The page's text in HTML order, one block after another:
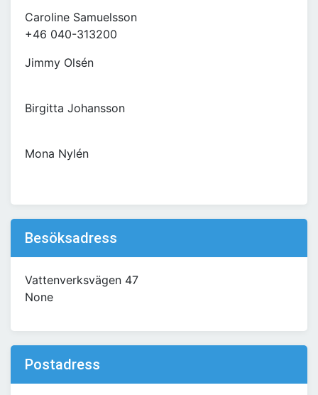
Caroline Samuelsson
+46 040-313200
Jimmy Olsén
Birgitta Johansson
Mona Nylén
Besöksadress
Vattenverksvägen 47
None
Postadress